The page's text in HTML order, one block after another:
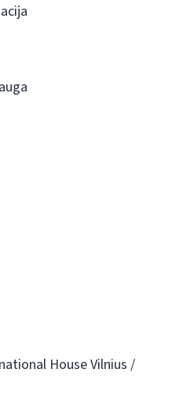
House Vilnius /